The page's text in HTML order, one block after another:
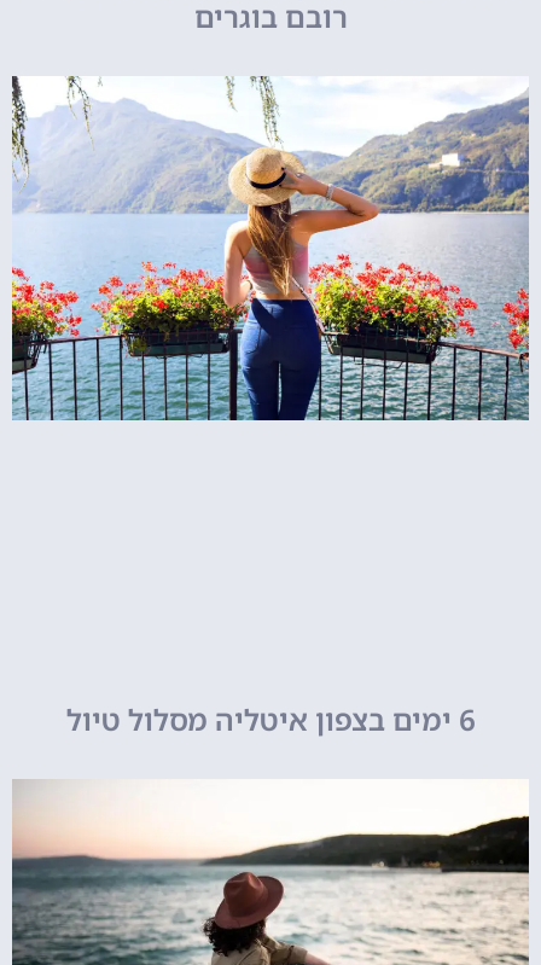
רובם בוגרים
6 ימים בצפון איטליה מסלול טיול